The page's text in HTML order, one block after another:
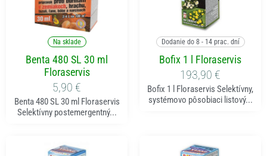
Pridať do košíka
Na sklade
Benta 480 SL 30 ml
Floraservis
5,90 €
Benta 480 SL 30 ml Floraservis
Selektívny postemergentný...
Pridať do košíka
Dodanie do 8 - 14 prac. dní
Bofix 1 l Floraservis
193,90 €
Bofix 1 l Floraservis Selektívny,
systémovo pôsobiaci listový...